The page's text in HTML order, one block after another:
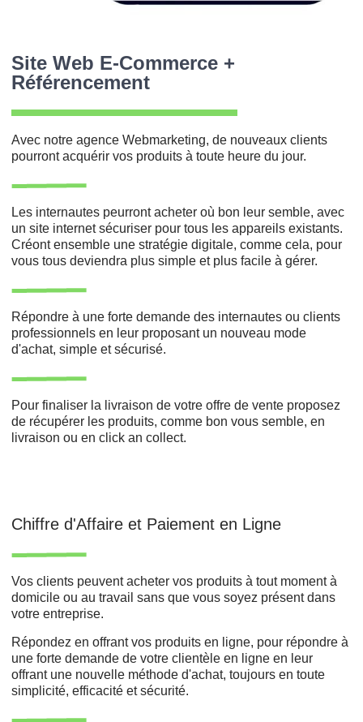
Site Web E-Commerce +
Référencement
Avec notre agence Webmarketing, de nouveaux clients
pourront acquérir vos produits à toute heure du jour.
Les internautes peurront acheter où bon leur semble, avec
un site internet sécuriser pour tous les appareils existants.
Créont ensemble une stratégie digitale, comme cela, pour
vous tous deviendra plus simple et plus facile à gérer.
Répondre à une forte demande des internautes ou clients
professionnels en leur proposant un nouveau mode
d'achat, simple et sécurisé.
Pour finaliser la livraison de votre offre de vente proposez
de récupérer les produits, comme bon vous semble, en
livraison ou en click an collect.
Chiffre d'Affaire et Paiement en Ligne
Vos clients peuvent acheter vos produits à tout moment à
domicile ou au travail sans que vous soyez présent dans
votre entreprise.
Répondez en offrant vos produits en ligne, pour répondre à
une forte demande de votre clientèle en ligne en leur
offrant une nouvelle méthode d'achat, toujours en toute
simplicité, efficacité et sécurité.